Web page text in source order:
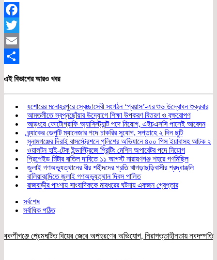
Facebook
Twitter
Email
এই বিভাগের আরও খবর
যশোরের মনোহরপুরে স্বেচ্ছাসেবী সংগঠন ‘প্রয়াস’-এর শুভ উদ্বোধন শুক্রবার
আমতলীতে স্বপ্নছোঁয়ার উদ্যোগে শিক্ষা উপকরণ বিতরণ ও বৃক্ষরোপণ
আড়ংয়ে ফোটোগ্রাফি অ্যাসিস্ট্যান্ট পদে নিয়োগ, এইচএসসি পাসেই আবেদন
ব্র্যাকের ডেপুটি ম্যানেজার পদে চাকরির সুযোগ, সপ্তাহে ২ দিন ছুটি
সুনামগঞ্জের দিরাই বাসস্ট্রেশনে পুলিশের অভিযানে ৪০০ পিস ইয়াবাসহ আটক ২
ওয়ালটন হাই-টেক ইন্ডাস্ট্রিজে প্রিন্টিং মেশিন অপারেটর পদে নিয়োগ
প্রিপেইড মিটার বাতিল দাবিতে ১১ আগস্ট নারায়ণগঞ্জ শহরে গণমিছিল
জুলাই গণঅভ্যুত্থানের বীর শহীদদের প্রতি খাগড়াছড়িবাসীর শ্রদ্ধাঞ্জলি
বালিয়াকান্দিতে জুলাই গণঅভ্যুত্থান দিবস পালিত
রাজবাড়ীর পাংশায় সাংবাদিককে মারধরের ঘটনায় একজন গ্রেপ্তার
সর্বশেষ
সর্বাধিক পঠিত
বকশীগঞ্জে প্রেমঘটিত বিয়ের জেরে অপহরণের অভিযোগ, নিরাপত্তাহীনতায় নবদম্পতি